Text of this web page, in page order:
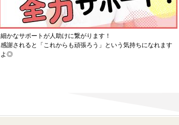
細かなサポートが人助けに繋がります！
感謝されると「これからも頑張ろう」という気持ちになれます
よ◎